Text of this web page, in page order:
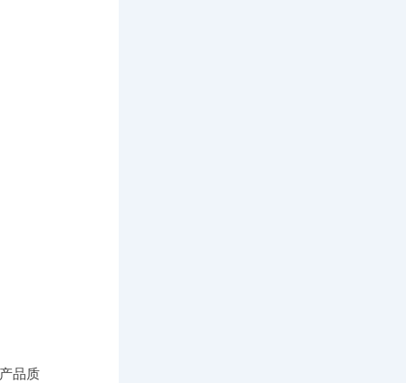
品质